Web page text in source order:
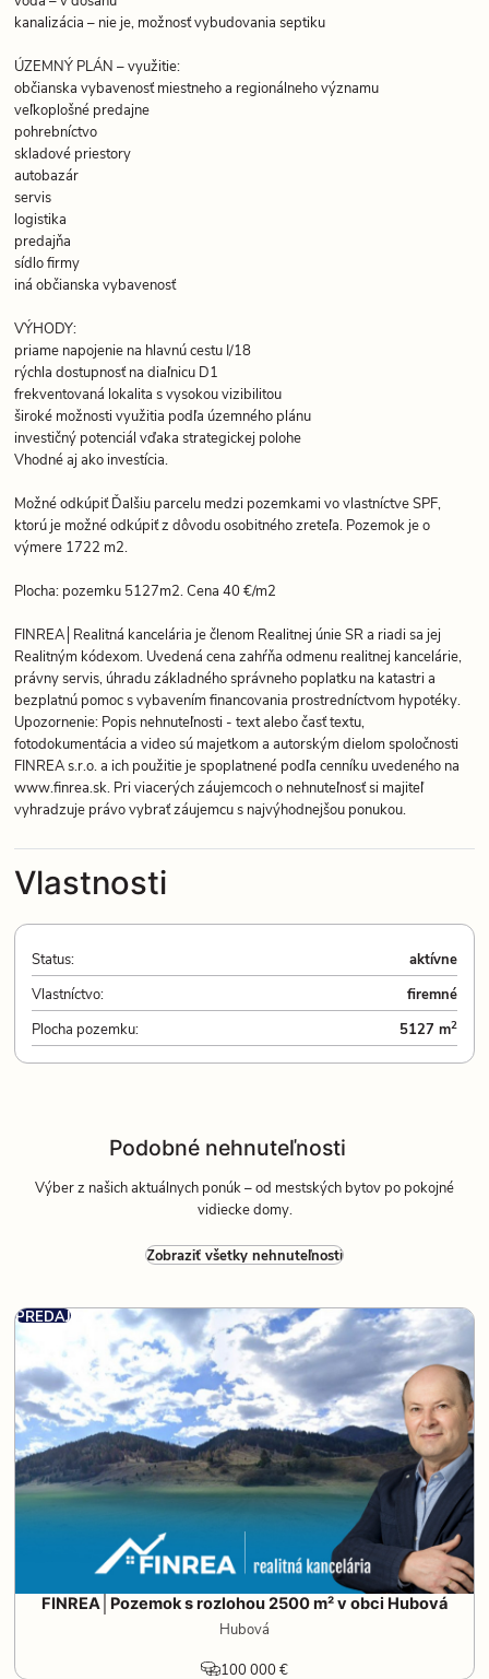
kanalizácia – nie je, možnosť vybudovania septiku
ÚZEMNÝ PLÁN – využitie:
občianska vybavenosť miestneho a regionálneho významu
veľkoplošné predajne
pohrebníctvo
skladové priestory
autobazár
servis
logistika
predajňa
sídlo firmy
iná občianska vybavenosť
VÝHODY:
priame napojenie na hlavnú cestu I/18
rýchla dostupnosť na diaľnicu D1
frekventovaná lokalita s vysokou vizibilitou
široké možnosti využitia podľa územného plánu
investičný potenciál vďaka strategickej polohe
Vhodné aj ako investícia.
Možné odkúpiť Ďalšiu parcelu medzi pozemkami vo vlastníctve SPF,
ktorú je možné odkúpiť z dôvodu osobitného zreteľa. Pozemok je o
výmere 1722 m2.
Plocha: pozemku 5127m2. Cena 40 €/m2
FINREA│Realitná kancelária je členom Realitnej únie SR a riadi sa jej
Realitným kódexom. Uvedená cena zahŕňa odmenu realitnej kancelárie,
právny servis, úhradu základného správneho poplatku na katastri a
bezplatnú pomoc s vybavením financovania prostredníctvom hypotéky.
Upozornenie: Popis nehnuteľnosti - text alebo časť textu,
fotodokumentácia a video sú majetkom a autorským dielom spoločnosti
FINREA s.r.o. a ich použitie je spoplatnené podľa cenníku uvedeného na
www.finrea.sk. Pri viacerých záujemcoch o nehnuteľnosť si majiteľ
vyhradzuje právo vybrať záujemcu s najvýhodnejšou ponukou.
Vlastnosti
Status:
aktívne
Vlastníctvo:
firemné
Plocha pozemku:
5127 m2
Podobné nehnuteľnosti
Výber z našich aktuálnych ponúk – od mestských bytov po pokojné
vidiecke domy.
Zobraziť všetky nehnuteľnosti
PREDAJ
FINREA│Pozemok s rozlohou 2500 m² v obci Hubová
Hubová
100 000 €